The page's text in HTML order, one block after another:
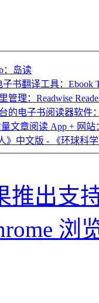
：岛读
书翻译工具：Ebook
理：Readwise
的电子书阅读器软件
文章阅读 App + 网站
》中文版 - 《环球科
推出支
浏